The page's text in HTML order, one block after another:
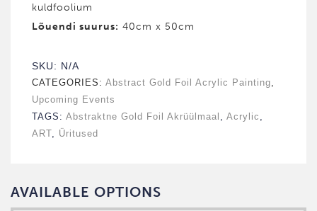
kuldfoolium
Lõuendi suurus: 40cm x 50cm
SKU: N/A
CATEGORIES: Abstract Gold Foil Acrylic Painting
Upcoming Events
TAGS: Abstraktne Gold Foil Akrüülmaal Acrylic
ART
Üritused
AVAILABLE OPTIONS